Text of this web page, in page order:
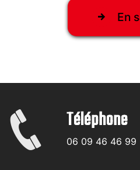
En
Téléphone
06 09 46 46 99